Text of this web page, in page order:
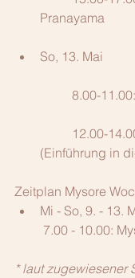
Pranayama
So, 13. Mai
8.00-
(Einführung in
Zeitplan Mysore
Mi - So, 9. - 13.
7.00 - 10.00:
* laut zugewiesener